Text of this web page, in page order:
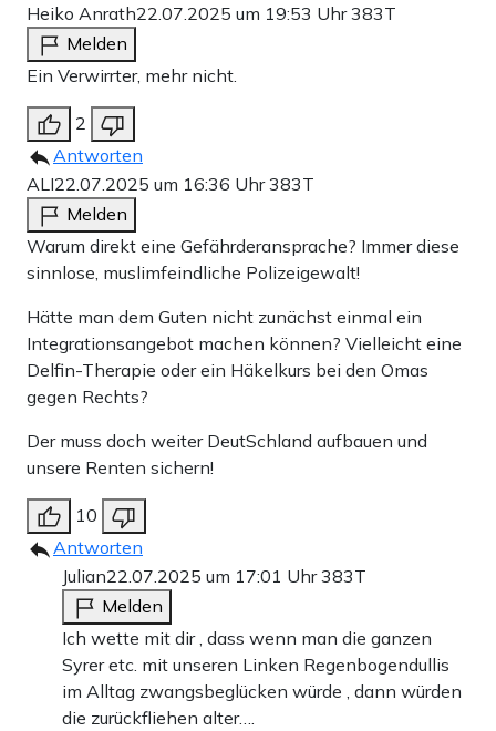
Heiko Anrath22.07.2025 um 19:53 Uhr383T
Melden
Ein Verwirrter, mehr nicht.
2
Antworten
ALI22.07.2025 um 16:36 Uhr383T
Melden
Warum direkt eine Gefährderansprache? Immer diese
sinnlose, muslimfeindliche Polizeigewalt!
Hätte man dem Guten nicht zunächst einmal ein
Integrationsangebot machen können? Vielleicht eine
Delfin-Therapie oder ein Häkelkurs bei den Omas
gegen Rechts?
Der muss doch weiter DeutSchland aufbauen und
unsere Renten sichern!
10
Antworten
Julian22.07.2025 um 17:01 Uhr383T
Melden
Ich wette mit dir , dass wenn man die ganzen
Syrer etc. mit unseren Linken Regenbogendullis
im Alltag zwangsbeglücken würde , dann würden
die zurückfliehen alter….